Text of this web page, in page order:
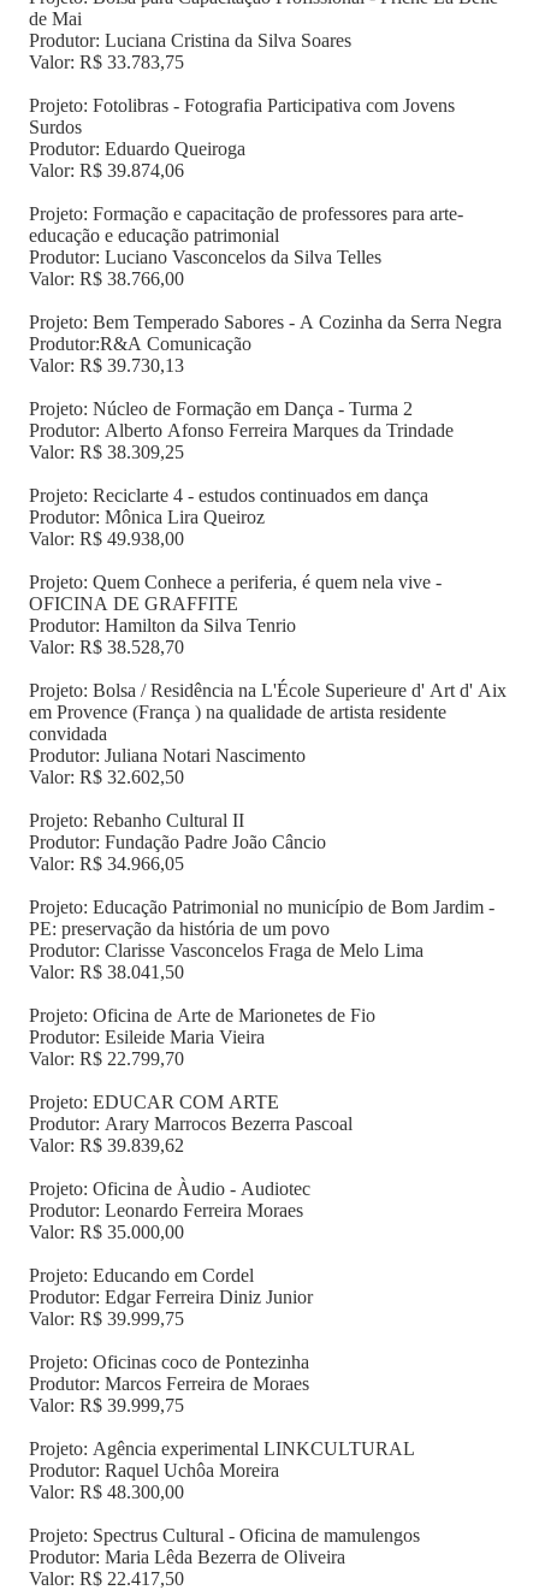
de Mai
Produtor: Luciana Cristina da Silva Soares
Valor: R$ 33.783,75
Projeto: Fotolibras - Fotografia Participativa com Jovens
Surdos
Produtor: Eduardo Queiroga
Valor: R$ 39.874,06
Projeto: Formação e capacitação de professores para arte-
educação e educação patrimonial
Produtor: Luciano Vasconcelos da Silva Telles
Valor: R$ 38.766,00
Projeto: Bem Temperado Sabores - A Cozinha da Serra Negra
Produtor:R&A Comunicação
Valor: R$ 39.730,13
Projeto: Núcleo de Formação em Dança - Turma 2
Produtor: Alberto Afonso Ferreira Marques da Trindade
Valor: R$ 38.309,25
Projeto: Reciclarte 4 - estudos continuados em dança
Produtor: Mônica Lira Queiroz
Valor: R$ 49.938,00
Projeto: Quem Conhece a periferia, é quem nela vive -
OFICINA DE GRAFFITE
Produtor: Hamilton da Silva Tenrio
Valor: R$ 38.528,70
Projeto: Bolsa / Residência na L'École Superieure d' Art d' Aix
em Provence (França ) na qualidade de artista residente
convidada
Produtor: Juliana Notari Nascimento
Valor: R$ 32.602,50
Projeto: Rebanho Cultural II
Produtor: Fundação Padre João Câncio
Valor: R$ 34.966,05
Projeto: Educação Patrimonial no município de Bom Jardim -
PE: preservação da história de um povo
Produtor: Clarisse Vasconcelos Fraga de Melo Lima
Valor: R$ 38.041,50
Projeto: Oficina de Arte de Marionetes de Fio
Produtor: Esileide Maria Vieira
Valor: R$ 22.799,70
Projeto: EDUCAR COM ARTE
Produtor: Arary Marrocos Bezerra Pascoal
Valor: R$ 39.839,62
Projeto: Oficina de Àudio - Audiotec
Produtor: Leonardo Ferreira Moraes
Valor: R$ 35.000,00
Projeto: Educando em Cordel
Produtor: Edgar Ferreira Diniz Junior
Valor: R$ 39.999,75
Projeto: Oficinas coco de Pontezinha
Produtor: Marcos Ferreira de Moraes
Valor: R$ 39.999,75
Projeto: Agência experimental LINKCULTURAL
Produtor: Raquel Uchôa Moreira
Valor: R$ 48.300,00
Projeto: Spectrus Cultural - Oficina de mamulengos
Produtor: Maria Lêda Bezerra de Oliveira
Valor: R$ 22.417,50